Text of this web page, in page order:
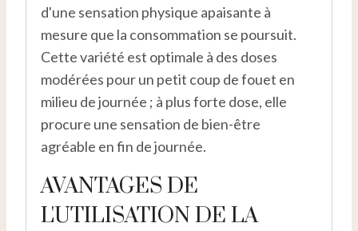
d'une sensation physique apaisante à
mesure que la consommation se poursuit.
Cette variété est optimale à des doses
modérées pour un petit coup de fouet en
milieu de journée ; à plus forte dose, elle
procure une sensation de bien-être
agréable en fin de journée.
AVANTAGES DE
L'UTILISATION DE LA